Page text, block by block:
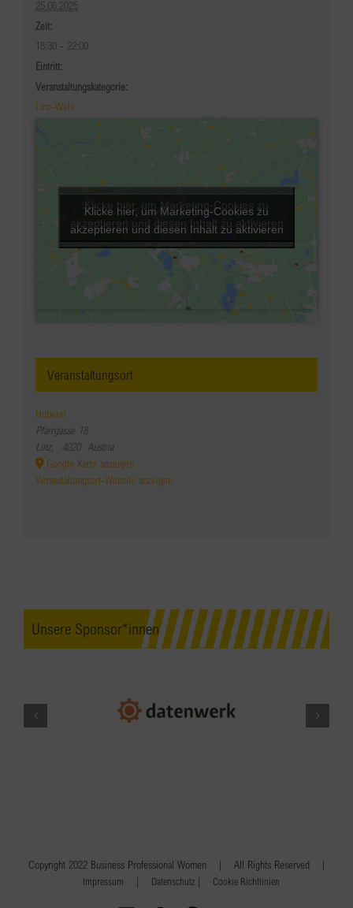
25.06.2025
Zeit:
18:30 - 22:00
Eintritt:
Veranstaltungskategorie:
Linz-Wels
Veranstaltungsort
Huberei
Pfarrgasse 18
Linz, 4020 Austria
Google Karte anzeigen
Veranstaltungsort-Website anzeigen
Klicke hier, um Marketing-Cookies zu
akzeptieren und diesen Inhalt zu aktivieren
Klicke hier, um Marketing-Cookies zu
akzeptieren und diesen Inhalt zu aktivieren
Unsere Sponsor*innen
Copyright 2022 Business Professional Women | All Rights Reserved |
Impressum | Datenschutz | Cookie Richtlinien